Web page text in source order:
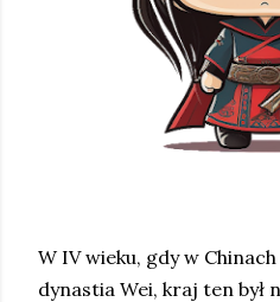
W IV wieku, gdy w
dynastia Wei, kraj ten był